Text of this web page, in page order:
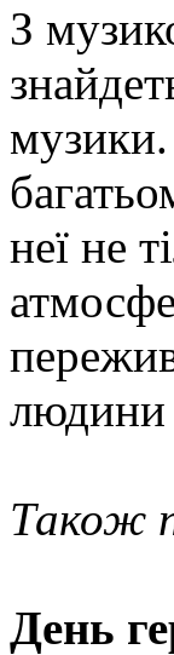
З
музики.
неї не
людини
Також
День